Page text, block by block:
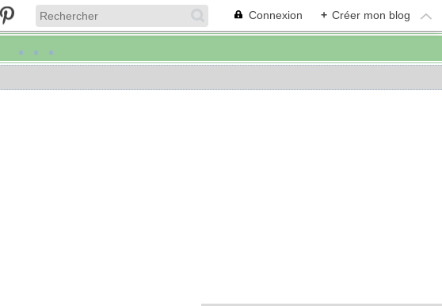
Connexion + Créer mon blog